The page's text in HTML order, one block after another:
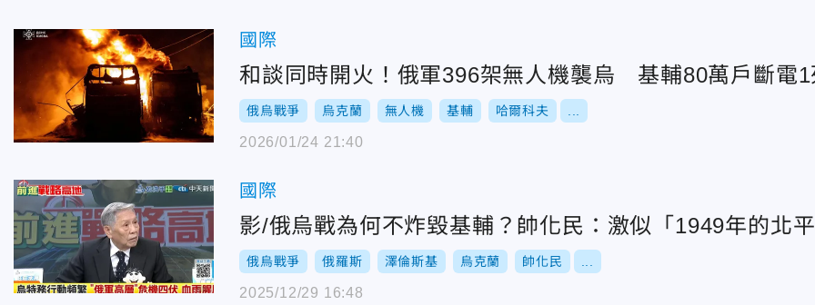
國際
和談同時開火！俄軍396架無人機襲烏 基輔80萬戶斷電1
俄烏戰爭 烏克蘭 無人機 基輔 哈爾科夫
2026/01/24 21:40
國際
影/俄烏戰為何不炸毀基輔？帥化民：激似「1949年的北
俄烏戰爭 俄羅斯 澤倫斯基 烏克蘭 帥化民
2025/12/29 16:48